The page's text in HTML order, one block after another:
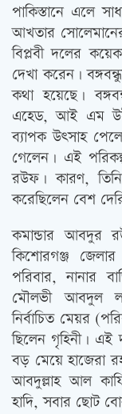
পাকিস্তানে এলে
আখতার
বিপ্লবী দলের
দেখা করেন।
কথা হয়েছে।
এহেড, আই এম
ব্যাপক উৎসাহ
গেলেন। এই
রউফ। কারণ,
করেছিলেন বেশ
কমান্ডার আবদুর
কিশোরগঞ্জ
পরিবার, নানার
মৌলভী আবদুল
নির্বাচিত মেয়র
ছিলেন গৃহিনী।
বড় মেয়ে হাজেরা
আবদুল্লাহ আল
হাদি, সবার ছোট